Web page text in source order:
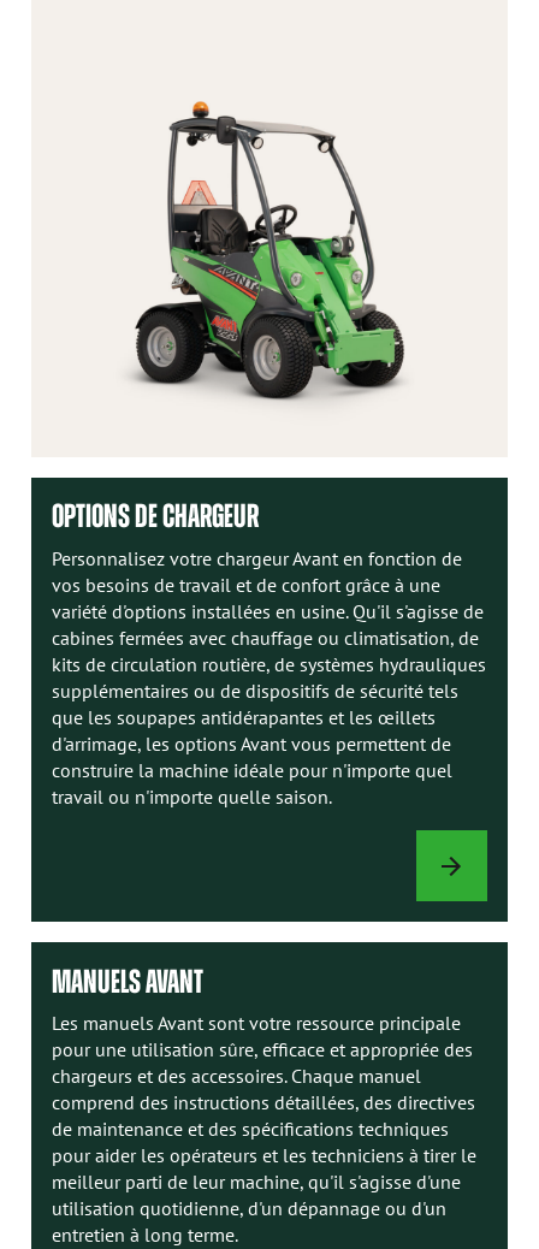
OPTIONS DE CHARGEUR
Personnalisez votre chargeur Avant en fonction de
vos besoins de travail et de confort grâce à une
variété d'options installées en usine. Qu'il s'agisse de
cabines fermées avec chauffage ou climatisation, de
kits de circulation routière, de systèmes hydrauliques
supplémentaires ou de dispositifs de sécurité tels
que les soupapes antidérapantes et les œillets
d'arrimage, les options Avant vous permettent de
construire la machine idéale pour n'importe quel
travail ou n'importe quelle saison.
OPTIONS
CHARGEUR
MANUELS AVANT
Les manuels Avant sont votre ressource principale
pour une utilisation sûre, efficace et appropriée des
chargeurs et des accessoires. Chaque manuel
comprend des instructions détaillées, des directives
de maintenance et des spécifications techniques
pour aider les opérateurs et les techniciens à tirer le
meilleur parti de leur machine, qu'il s'agisse d'une
utilisation quotidienne, d'un dépannage ou d'un
entretien à long terme.